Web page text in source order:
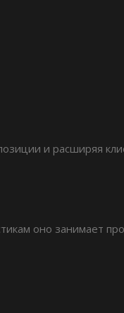
и расширяя
оно занимает